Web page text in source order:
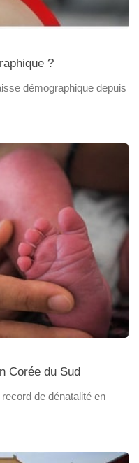
?
démographique depuis
Corée du Sud
de dénatalité en